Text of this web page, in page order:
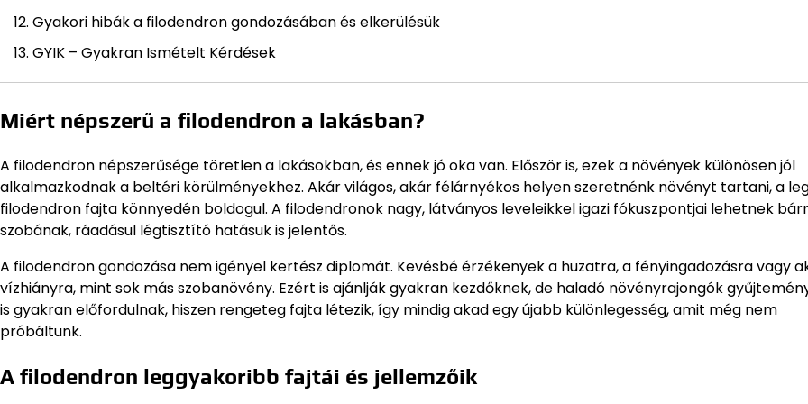
Gyakori hibák a filodendron gondozásában és elkerülésük
GYIK – Gyakran Ismételt Kérdések
Miért népszerű a filodendron a lakásban?
A filodendron népszerűsége töretlen a lakásokban, és ennek jó oka van. Először is, ezek a növények különösen jól
alkalmazkodnak a beltéri körülményekhez. Akár világos, akár félárnyékos helyen szeretnénk növényt tartani, a
filodendron fajta könnyedén boldogul. A filodendronok nagy, látványos leveleikkel igazi fókuszpontjai lehetnek
szobának, ráadásul légtisztító hatásuk is jelentős.
A filodendron gondozása nem igényel kertész diplomát. Kevésbé érzékenyek a huzatra, a fényingadozásra vagy
vízhiányra, mint sok más szobanövény. Ezért is ajánlják gyakran kezdőknek, de haladó növényrajongók
is gyakran előfordulnak, hiszen rengeteg fajta létezik, így mindig akad egy újabb különlegesség, amit még nem
próbáltunk.
A filodendron leggyakoribb fajtái és jellemzőik